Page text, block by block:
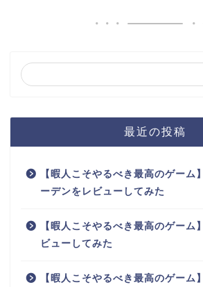
最近の投稿
【暇人こそやるべき最高のゲーム
ーデンをレビューしてみた
【暇人こそやるべき最高のゲーム
ビューしてみた
【暇人こそやるべき最高のゲーム